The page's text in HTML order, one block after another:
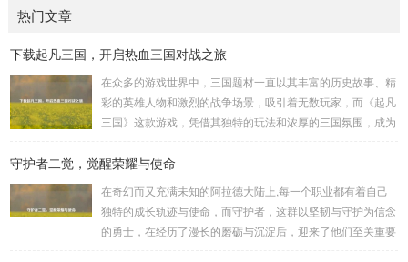
热门文章
下载起凡三国，开启热血三国对战之旅
在众多的游戏世界中，三国题材一直以其丰富的历史故事、精
彩的英雄人物和激烈的战争场景，吸引着无数玩家，而《起凡
三国》这款游戏，凭借其独特的玩法和浓厚的三国氛围，成为
何进行起凡三国下载,开启一段热血的三国对战之旅。 《起凡
以化身为三国时期的知名将领，如勇猛无双的吕布、足智多谋
的诸葛亮、忠义双全的关羽等，率领自己的军队在战场上冲锋
陷阵、排兵布阵，游戏中的每一场战斗都充满了变...
守护者二觉，觉醒荣耀与使命
在奇幻而又充满未知的阿拉德大陆上,每一个职业都有着自己
独特的成长轨迹与使命，而守护者，这群以坚韧与守护为信念
的勇士，在经历了漫长的磨砺与沉淀后，迎来了他们至关重要